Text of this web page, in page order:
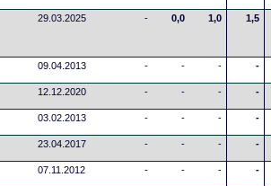
29.03.2025 - 0,0 1,0 1,5
09.04.2013 - - - -
12.12.2020 - - - -
03.02.2013 - - - -
23.04.2017 - - - -
07.11.2012 - - - -